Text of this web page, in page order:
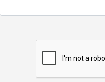
【お問い合わせ先】
キヤノンITソリューションズ
企画本部 営業・マーケティング
TEL 03-6701-3440